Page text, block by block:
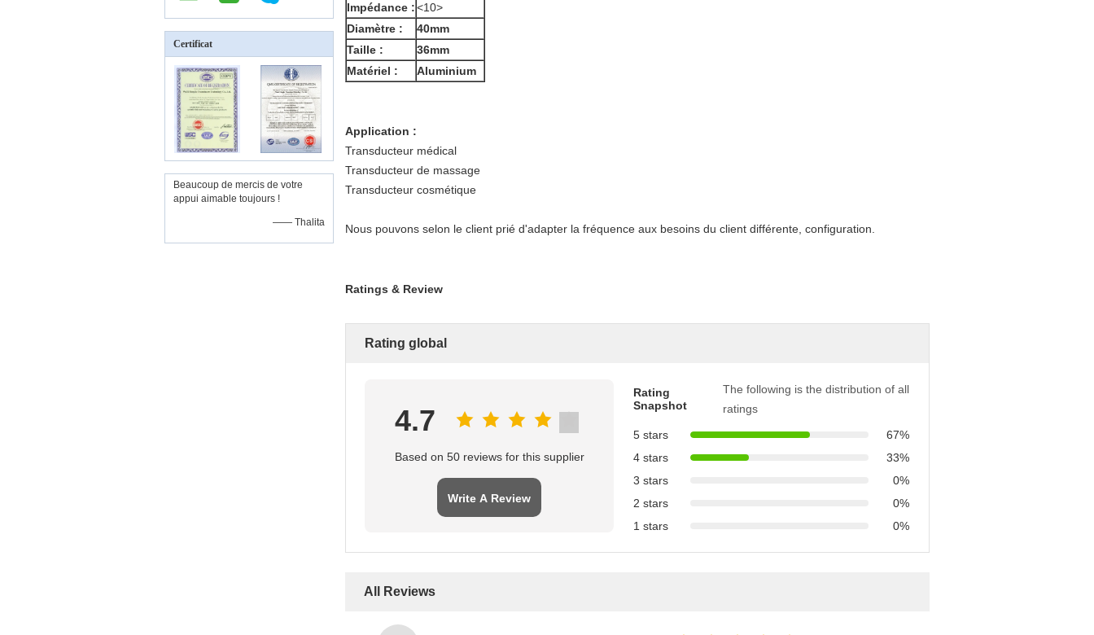
Certificat
Beaucoup de mercis de votre
appui aimable toujours !
—— Thalita
Impédance :<10>
Diamètre :
40mm
Taille :
36mm
Matériel :
Aluminium
Application :
Transducteur médical
Transducteur de massage
Transducteur cosmétique
Nous pouvons selon le client prié d'adapter la fréquence aux besoins du client différente, configuration.
Ratings & Review
Rating global
4.7
Based on 50 reviews for this supplier
Write A Review
Rating
Snapshot
The following is the distribution of all
ratings
5 stars
67%
4 stars
33%
3 stars
0%
2 stars
0%
1 stars
0%
All Reviews